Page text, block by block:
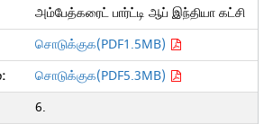
அம்பேத்கரைட் பார்ட்டி ஆப் இந்தியா கட்சி
சொடுக்குக(PDF1.5MB)
சொடுக்குக(PDF5.3MB)
6.